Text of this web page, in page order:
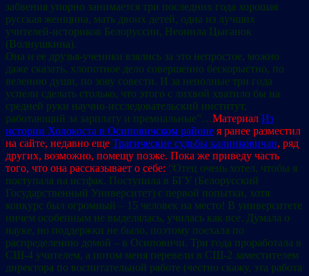
забвения упорно занимается три последних года хорошая
русская женщина, мать двоих детей, одна из лучших
учителей-историков Белоруссии, Неонила Цыганок
(Волнушкина).
Она и ее друзья-ученики взялись за это непростое, можно
даже сказать, хлопотное дело совершенно бескорыстно, по
велению души, по зову совести. И за неполные три года
успели сделать столько, что этого с лихвой хватило бы на
средней руки научно-исследовательский институт,
работающий за зарплату и премиальные”…Материал Из
истории Холокоста в Осиповичском районе я ранее разместил
на сайте, недавно еще Трагические судьбы калинковичан, ряд
других, возможно, помещу позже. Пока же приведу часть
того, что она рассказывает о себе: “Отец очень хотел, чтобы я
поступала на истфак. Поступила в БГУ (Белорусский
Государственный Университет) с первой попытки, хотя
конкурс был огромный – 15 человек на место! В университете
ничем особенным не выделялась, училась как все. Думала о
науке, но поддержки не было, поэтому поехала по
распределению домой – в Осиповичи. Три года проработала в
СШ-4 учителем, а потом меня перевели в СШ-2 заместителем
директора по воспитательной работе (честно скажу, эта работа